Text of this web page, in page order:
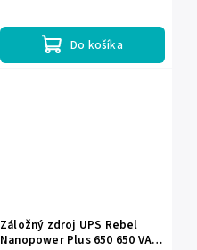
Do košíka
Záložný zdroj UPS Rebel
Nanopower Plus 650 650 VA /